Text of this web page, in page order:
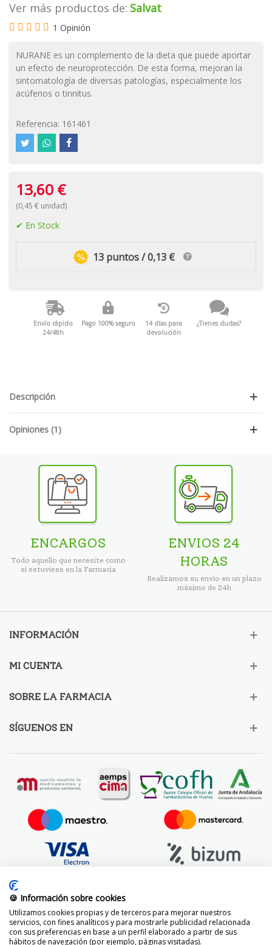
Ver más productos de: Salvat
1 Opinión
NURANE es un complemento de la dieta que puede aportar
un efecto de neuroprotección. De esta forma, mejoran la
sintomatología de diversas patologías, especialmente los
acúfenos o tinnitus.
Referencia: 161461
13,60 €
(0,45 € unidad)
En Stock
13 puntos / 0,13 €
Envío rápido
24/48h
Pago 100% seguro
14 días para
devolución
¿Tienes dudas?
Descripción
Opiniones (1)
ENCARGOS
Todo aquello que necesite como
si estuviese en la Farmacia
ENVIOS 24
HORAS
Realizamos su envío en un plazo
máximo de 24h
INFORMACIÓN
MI CUENTA
SOBRE LA FARMACIA
SÍGUENOS EN
🍪 Información sobre cookies
Utilizamos cookies propias y de terceros para mejorar nuestros
servicios, con fines analíticos y para mostrarle publicidad relacionada
con sus preferencias en base a un perfil elaborado a partir de sus
hábitos de navegación (por ejemplo, páginas visitadas).